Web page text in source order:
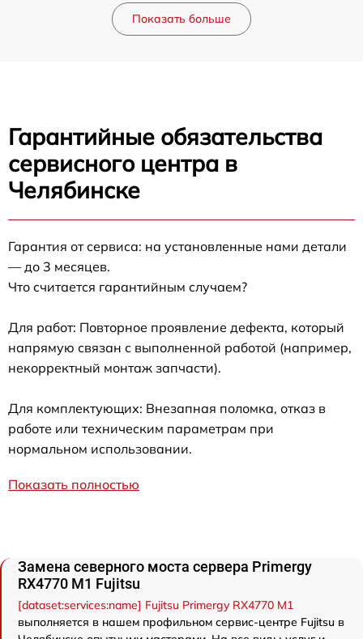
Показать больше
Гарантийные обязательства
сервисного центра в
Челябинске
Гарантия от сервиса: на установленные нами детали
— до 3 месяцев.
Что считается гарантийным случаем?
Для работ: Повторное проявление дефекта, который
напрямую связан с выполненной работой (например,
некорректный монтаж запчасти).
Для комплектующих: Внезапная поломка, отказ в
работе или техническим параметрам при
нормальном использовании.
Показать полностью
Замена северного моста сервера Primergy
RX4770 M1 Fujitsu
[dataset:services:name] Fujitsu Primergy RX4770 M1
выполняется в нашем профильном сервис-центре Fujitsu в